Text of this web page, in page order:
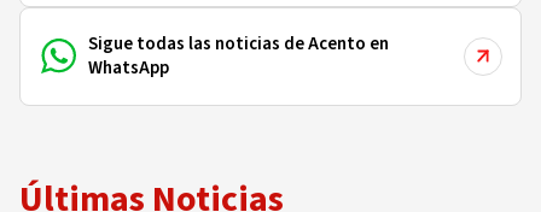
Sigue todas las noticias de Acento en
WhatsApp